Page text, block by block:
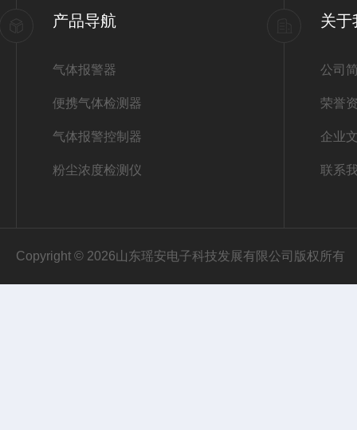
产品导航
气体报警器
便携气体检测器
气体报警控制器
粉尘浓度检测仪
关于
公司
荣誉
企业
联系
Copyright © 2026山东瑶安电子科技发展有限公司版权所有